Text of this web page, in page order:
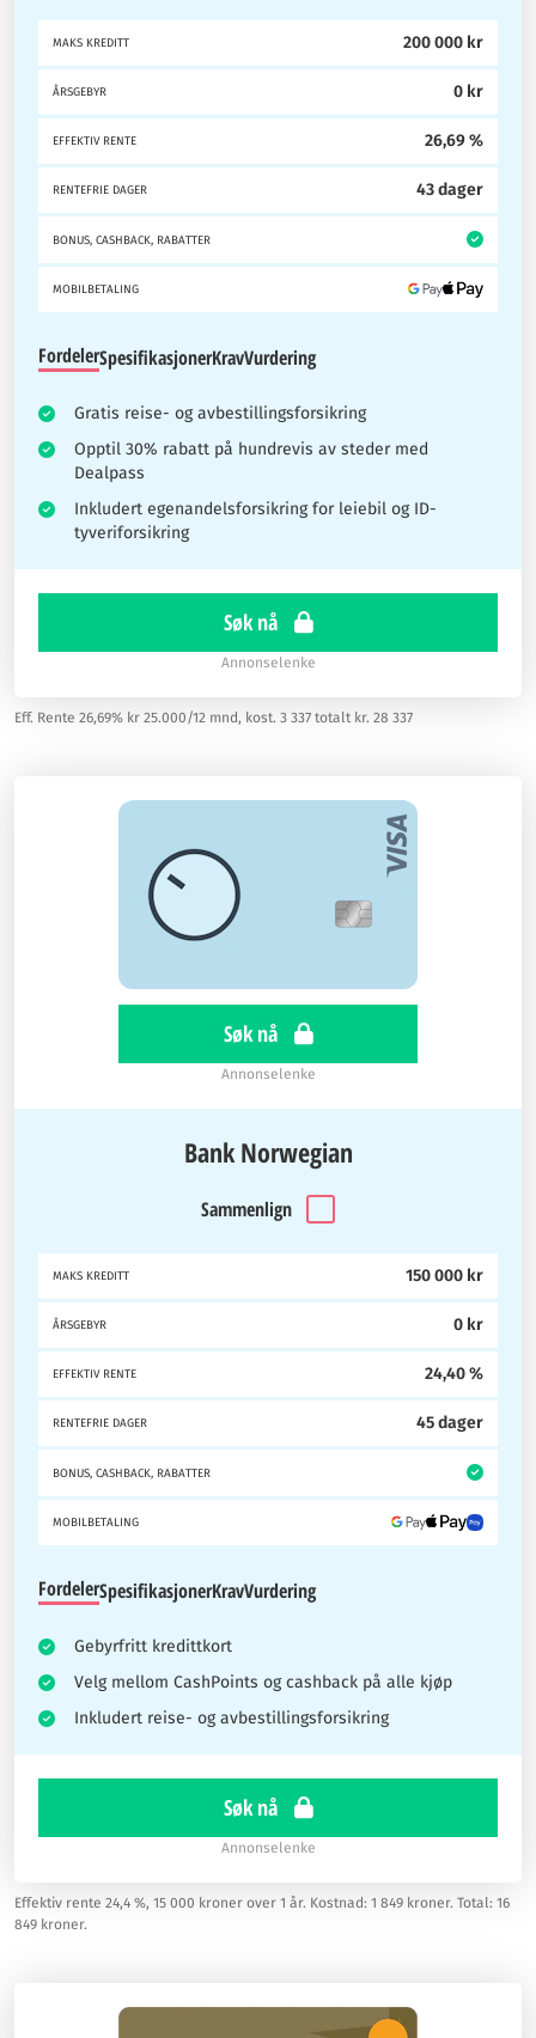
MAKS KREDITT 200 000 kr
ÅRSGEBYR 0 kr
EFFEKTIV RENTE 26,69 %
RENTEFRIE DAGER 43 dager
BONUS, CASHBACK, RABATTER
MOBILBETALING
FordelerSpesifikasjonerKravVurdering
Gratis reise- og avbestillingsforsikring
Opptil 30% rabatt på hundrevis av steder med
Dealpass
Inkludert egenandelsforsikring for leiebil og ID-
tyveriforsikring
Søk nå
Annonselenke
Eff. Rente 26,69% kr 25.000/12 mnd, kost. 3 337 totalt kr. 28 337
Søk nå
Annonselenke
Bank Norwegian
Sammenlign
MAKS KREDITT 150 000 kr
ÅRSGEBYR 0 kr
EFFEKTIV RENTE 24,40 %
RENTEFRIE DAGER 45 dager
BONUS, CASHBACK, RABATTER
MOBILBETALING
FordelerSpesifikasjonerKravVurdering
Gebyrfritt kredittkort
Velg mellom CashPoints og cashback på alle kjøp
Inkludert reise- og avbestillingsforsikring
Søk nå
Annonselenke
Effektiv rente 24,4 %, 15 000 kroner over 1 år. Kostnad: 1 849 kroner. Total: 16
849 kroner.